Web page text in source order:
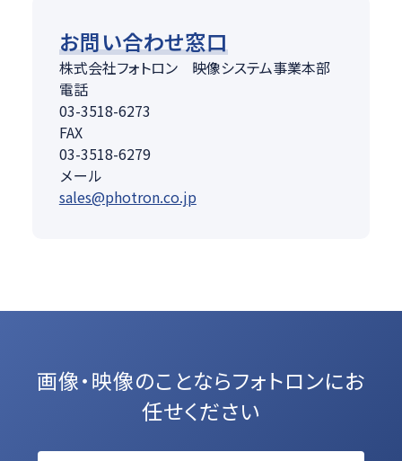
お問い合わせ窓口
株式会社フォトロン 映像システム事業本部
電話
03-3518-6273
FAX
03-3518-6279
メール
sales@photron.co.jp
画像・映像のことならフォトロンにお
任せください